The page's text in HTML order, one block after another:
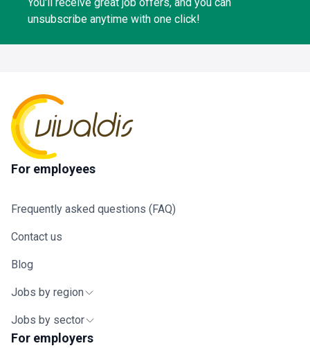
You'll receive great job offers, and you can
unsubscribe anytime with one click!
For employees
Frequently asked questions (FAQ)
Contact us
Blog
Jobs by region
Jobs by sector
For employers